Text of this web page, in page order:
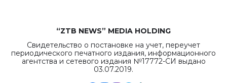
“ZTB NEWS” MEDIA HOLDING
Свидетельство о постановке на учет, переучет
периодического печатного издания, информационного
агентства и сетевого издания №17772-СИ выдано
03.07.2019.